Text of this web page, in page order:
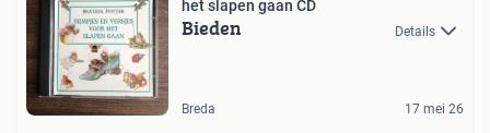
het slapen gaan CD
Bieden Details
Breda 17 mei 26